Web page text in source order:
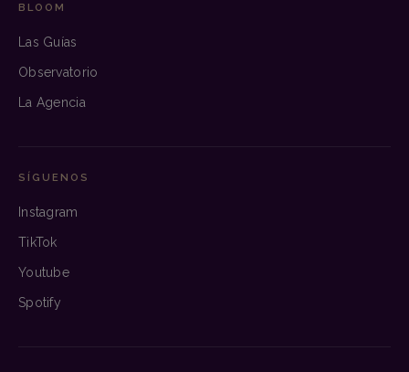
BLOOM
Las Guías
Observatorio
La Agencia
SÍGUENOS
Instagram
TikTok
Youtube
Spotify